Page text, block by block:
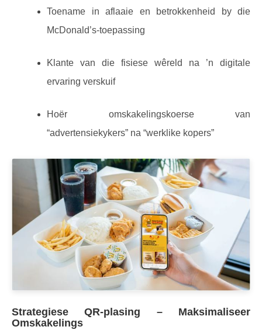
Toename in aflaaie en betrokkenheid by die
McDonald’s-toepassing
Klante van die fisiese wêreld na ’n digitale
ervaring verskuif
Hoër omskakelingskoerse van
“advertensiekykers” na “werklike kopers”
Strategiese QR-plasing – Maksimaliseer
Omskakelings